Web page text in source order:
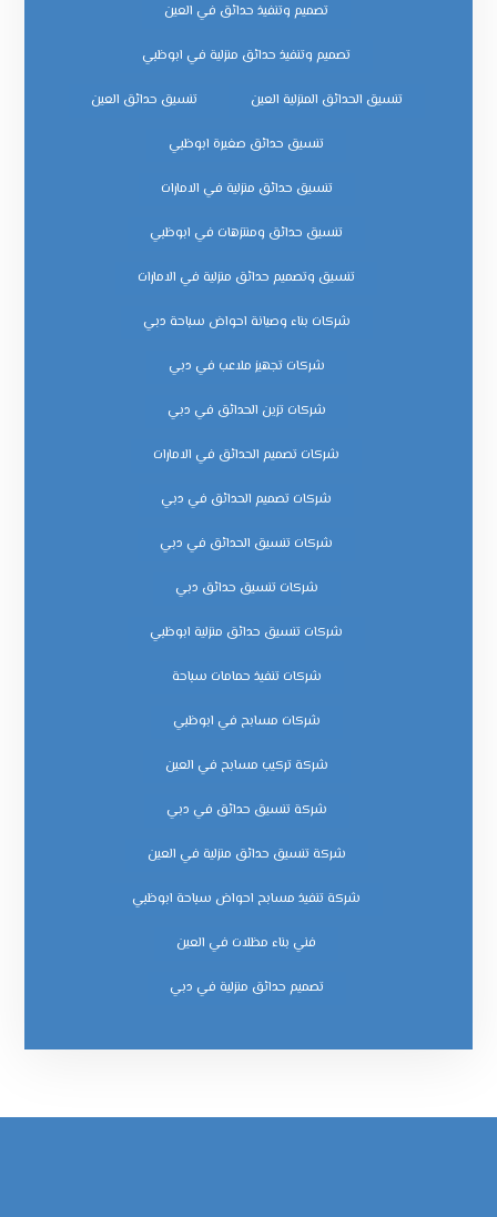
تصميم وتنفيذ حدائق في العين
تصميم وتنفيذ حدائق منزلية في ابوظبي
تنسيق الحدائق المنزلية العين تنسيق حدائق العين
تنسيق حدائق صغيرة ابوظبي
تنسيق حدائق منزلية في الامارات
تنسيق حدائق ومنتزهات في ابوظبي
تنسيق وتصميم حدائق منزلية في الامارات
شركات بناء وصيانة احواض سباحة دبي
شركات تجهيز ملاعب في دبي
شركات تزين الحدائق في دبي
شركات تصميم الحدائق في الامارات
شركات تصميم الحدائق في دبي
شركات تنسيق الحدائق في دبي
شركات تنسيق حدائق دبي
شركات تنسيق حدائق منزلية ابوظبي
شركات تنفيذ حمامات سباحة
شركات مسابح في ابوظبي
شركة تركيب مسابح في العين
شركة تنسيق حدائق في دبي
شركة تنسيق حدائق منزلية في العين
شركة تنفيذ مسابح احواض سباحة ابوظبي
فني بناء مظلات في العين
‏تصميم حدائق منزلية في دبي